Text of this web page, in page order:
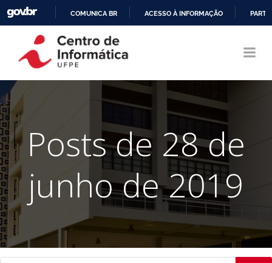
CONTEÚDO
COMUNICA BR ACESSO À INFORMAÇÃO
Posts de 28 de
junho de 2019